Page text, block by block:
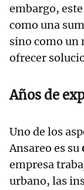
embargo,
como una
sino como un
ofrecer
Años de
Uno de los
Ansareo es su
empresa
urbano, las